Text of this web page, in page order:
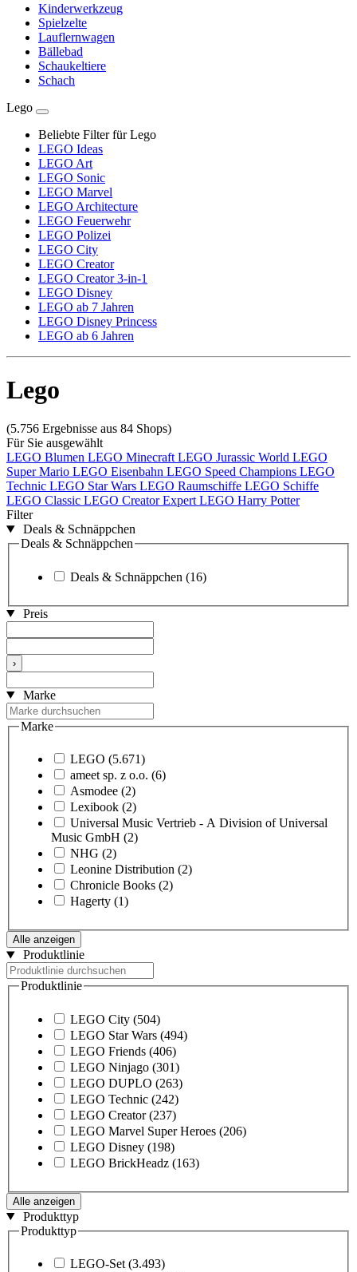
Kinderwerkzeug
Spielzelte
Lauflernwagen
Bällebad
Schaukeltiere
Schach
Lego
Beliebte Filter für Lego
LEGO Ideas
LEGO Art
LEGO Sonic
LEGO Marvel
LEGO Architecture
LEGO Feuerwehr
LEGO Polizei
LEGO City
LEGO Creator
LEGO Creator 3-in-1
LEGO Disney
LEGO ab 7 Jahren
LEGO Disney Princess
LEGO ab 6 Jahren
Lego
(5.756 Ergebnisse aus 84 Shops)
Für Sie ausgewählt
LEGO Blumen LEGO Minecraft LEGO Jurassic World LEGO
Super Mario LEGO Eisenbahn LEGO Speed Champions LEGO
Technic LEGO Star Wars LEGO Raumschiffe LEGO Schiffe
LEGO Classic LEGO Creator Expert LEGO Harry Potter
Filter
Deals & Schnäppchen
Deals & Schnäppchen
Deals & Schnäppchen (16)
Preis
›
Marke
Marke
LEGO (5.671)
ameet sp. z o.o. (6)
Asmodee (2)
Lexibook (2)
Universal Music Vertrieb - A Division of Universal
Music GmbH (2)
NHG (2)
Leonine Distribution (2)
Chronicle Books (2)
Hagerty (1)
Alle anzeigen
Produktlinie
Produktlinie
LEGO City (504)
LEGO Star Wars (494)
LEGO Friends (406)
LEGO Ninjago (301)
LEGO DUPLO (263)
LEGO Technic (242)
LEGO Creator (237)
LEGO Marvel Super Heroes (206)
LEGO Disney (198)
LEGO BrickHeadz (163)
Alle anzeigen
Produkttyp
Produkttyp
LEGO-Set (3.493)